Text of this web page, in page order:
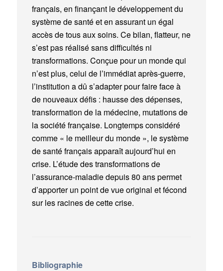
français, en finançant le développement du
système de santé et en assurant un égal
accès de tous aux soins. Ce bilan, flatteur, ne
s’est pas réalisé sans difficultés ni
transformations. Conçue pour un monde qui
n’est plus, celui de l’immédiat après-guerre,
l’institution a dû s’adapter pour faire face à
de nouveaux défis : hausse des dépenses,
transformation de la médecine, mutations de
la société française. Longtemps considéré
comme « le meilleur du monde », le système
de santé français apparaît aujourd’hui en
crise. L’étude des transformations de
l’assurance-maladie depuis 80 ans permet
d’apporter un point de vue original et fécond
sur les racines de cette crise.
Bibliographie